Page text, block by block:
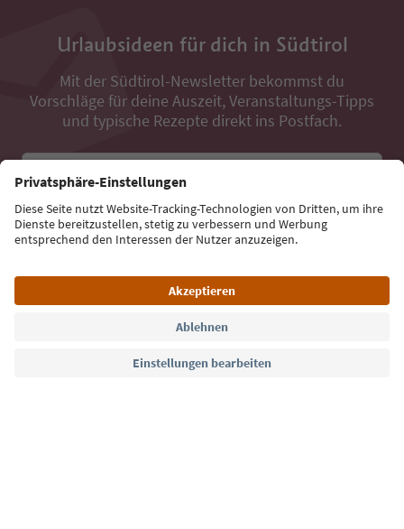
Urlaubsideen für dich in Südtirol
Mit der Südtirol-Newsletter bekommst du
Vorschläge für deine Auszeit, Veranstaltungs-Tipps
und typische Rezepte direkt ins Postfach.
E-Mail Adresse
Jetzt anmelden